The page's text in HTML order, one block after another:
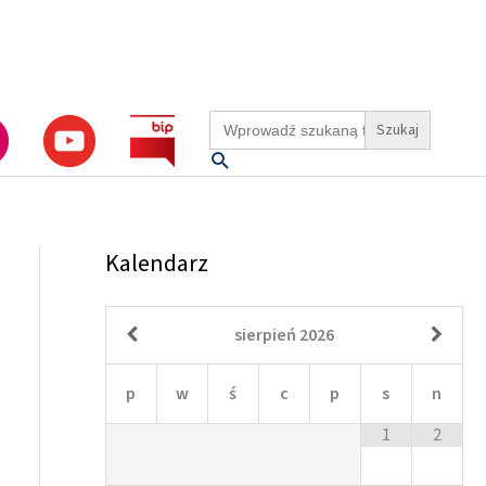
Search
for:
Szukaj
Kalendarz
sierpień 2026
p w ś c p s
n
1
2